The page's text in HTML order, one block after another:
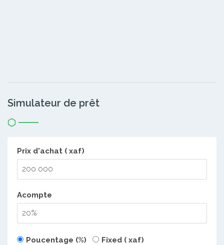
Simulateur de prêt
Prix d'achat ( xaf)
Acompte
Poucentage (%) Fixed ( xaf)